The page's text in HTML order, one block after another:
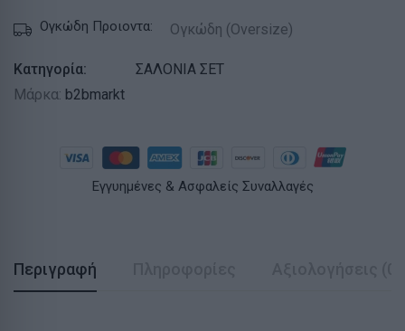
Ογκώδη Προιοντα: Ογκώδη (Oversize)
Κατηγορία:
ΣΑΛΟΝΙΑ ΣΕΤ
Μάρκα: b2bmarkt
Εγγυημένες & Ασφαλείς Συναλλαγές
Περιγραφή